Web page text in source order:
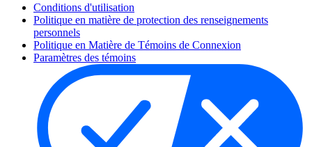
Conditions d'utilisation
Politique en matière de protection des renseignements
personnels
Politique en Matière de Témoins de Connexion
Paramètres des témoins